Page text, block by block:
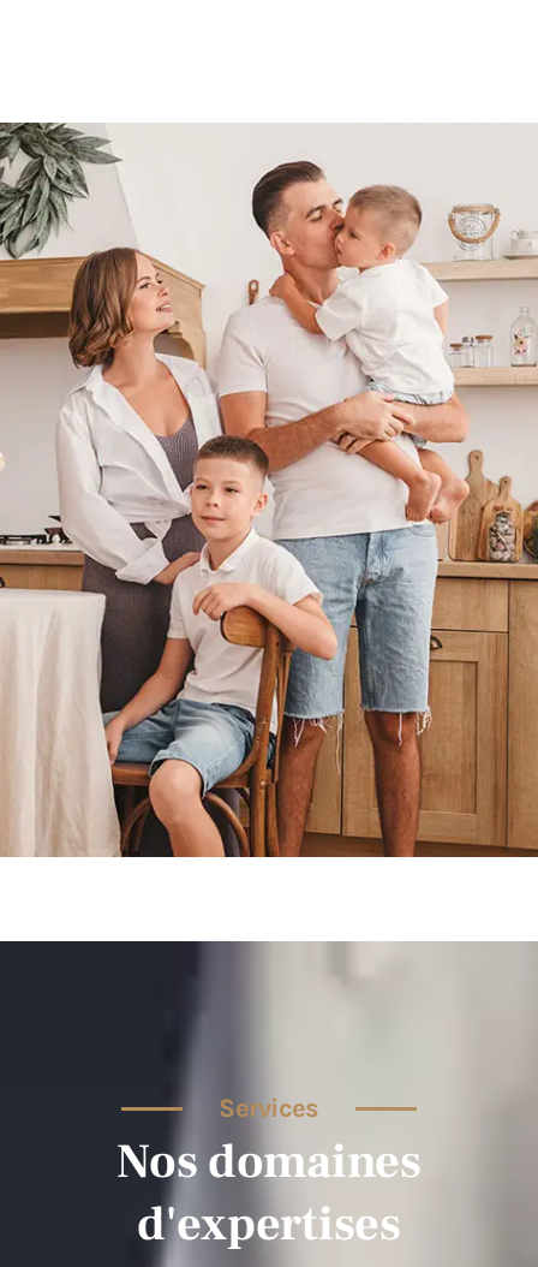
Services
Nos domaines
d'expertises